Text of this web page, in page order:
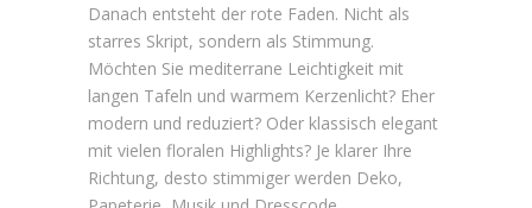
Danach entsteht der rote Faden. Nicht als
starres Skript, sondern als Stimmung.
Möchten Sie mediterrane Leichtigkeit mit
langen Tafeln und warmem Kerzenlicht? Eher
modern und reduziert? Oder klassisch elegant
mit vielen floralen Highlights? Je klarer Ihre
Richtung, desto stimmiger werden Deko,